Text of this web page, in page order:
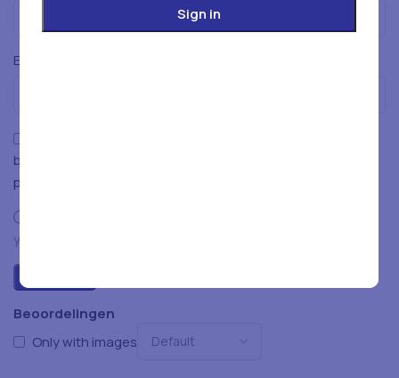
Beoordelingen
Only with images
E-mail
browser voor de volgende keer wanneer ik een reactie
plaats.
your review.
Sign in